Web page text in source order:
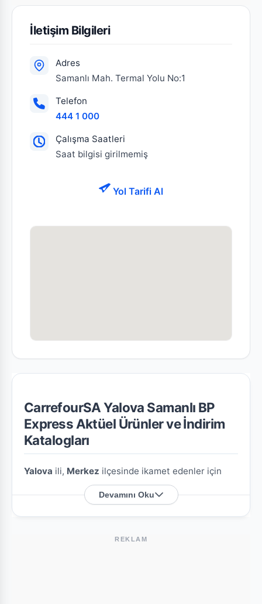
İletişim Bilgileri
Adres
Samanlı Mah. Termal Yolu No:1
Telefon
444 1 000
Çalışma Saatleri
Saat bilgisi girilmemiş
Yol Tarifi Al
CarrefourSA Yalova Samanlı BP
Express Aktüel Ürünler ve İndirim
Katalogları
Yalova ili, Merkez ilçesinde ikamet edenler için
CarrefourSA Yalova Samanlı BP Express
özel en güncel indirim broşürlerini ve aktüel ürün
fırsatlarını bu sayfada derledik.
CarrefourSA Yalova Samanlı BP Express
Devamını Oku
REKLAM